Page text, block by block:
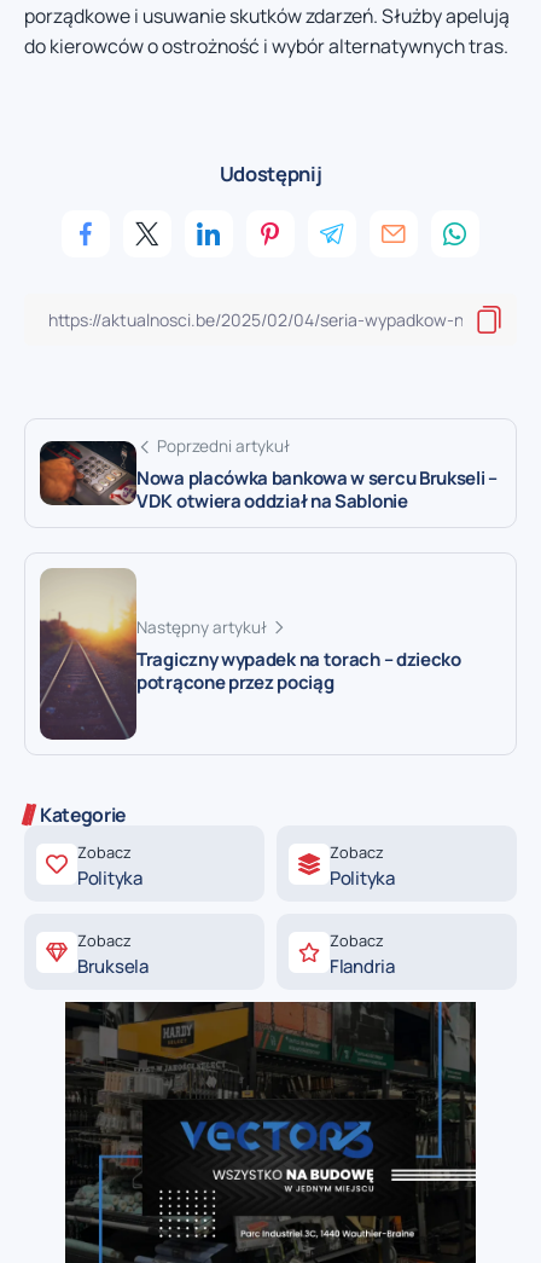
porządkowe i usuwanie skutków zdarzeń. Służby apelują
do kierowców o ostrożność i wybór alternatywnych tras.
Udostępnij
Poprzedni artykuł
Nowa placówka bankowa w sercu Brukseli –
VDK otwiera oddział na Sablonie
Następny artykuł
Tragiczny wypadek na torach – dziecko
potrącone przez pociąg
Kategorie
Zobacz
Polityka
Zobacz
Polityka
Zobacz
Bruksela
Zobacz
Flandria